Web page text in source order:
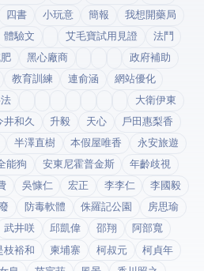
四書 小玩意 簡報
我想開藥局
體驗文 艾毛寶試用見證
法鬥
黑心廠商
政府補助
教育訓練 連俞涵
網站優化
大衛伊東
井和久 升毅 天心
戶田惠梨香
半澤直樹 本假屋唯香
永安旅遊
能狗 安東尼霍普金斯
年齡歧視
吳慷仁 宏正 李李仁
李國毅
防毒軟體 侏羅記公園
房思瑜
武井咲 邱凱偉 邵翔
阿部寬
枝裕和 柬埔寨 柯叔元
柯貞年